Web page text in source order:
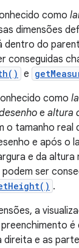
como
dimensões
dentro do
conseguidas
e
como
e altura
o tamanho real
e após o
e da altura
ser
.
a
é
direita e as